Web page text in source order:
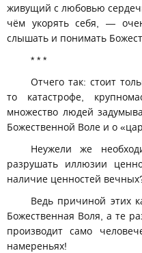
живущий с любовью
чём укорять себя, —
слышать и понимать
* * *
Отчего так: стоит
то катастрофе,
множество людей
Божественной Воле и о
Неужели же
разрушать иллюзии
наличие ценностей
Ведь причиной этих
Божественная Воля, а те
производит само
намереньях!